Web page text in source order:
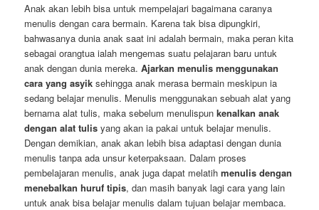
Anak akan lebih bisa untuk mempelajari bagaimana caranya
menulis dengan cara bermain. Karena tak bisa dipungkiri,
bahwasanya dunia anak saat ini adalah bermain, maka peran kita
sebagai orangtua ialah mengemas suatu pelajaran baru untuk
anak dengan dunia mereka.Ajarkan menulis menggunakan
cara yang asyik sehingga anak merasa bermain meskipun ia
sedang belajar menulis. Menulis menggunakan sebuah alat yang
bernama alat tulis, maka sebelum menulispun kenalkan anak
dengan alat tulis yang akan ia pakai untuk belajar menulis.
Dengan demikian, anak akan lebih bisa adaptasi dengan dunia
menulis tanpa ada unsur keterpaksaan. Dalam proses
pembelajaran menulis, anak juga dapat melatih menulis dengan
menebalkan huruf tipis, dan masih banyak lagi cara yang lain
untuk anak bisa belajar menulis dalam tujuan belajar membaca.